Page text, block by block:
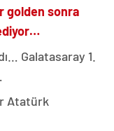
golden sonra
Galatasaray 1.
Atatürk